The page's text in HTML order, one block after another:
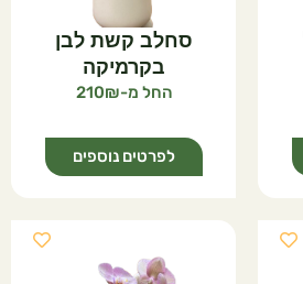
סחלב קשת לבן
בקרמיקה
210
לפרטים נוספים